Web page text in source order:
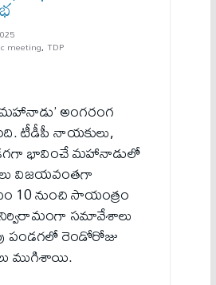
meeting, TDP
అంగరంగ
టీడీపీ నాయకులు,
భావించే మహానాడులో
విజయవంతగా
10 నుంచి సాయంత్రం
నిర్విరామంగా సమావేశాలు
పండగలో రెండోరోజు
ముగిశాయి.